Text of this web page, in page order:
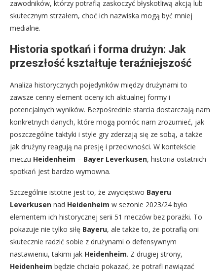
zawodników, którzy potrafią zaskoczyć błyskotliwą akcją lub
skutecznym strzałem, choć ich nazwiska mogą być mniej
medialne.
Historia spotkań i forma drużyn: Jak
przeszłość kształtuje teraźniejszość
Analiza historycznych pojedynków między drużynami to
zawsze cenny element oceny ich aktualnej formy i
potencjalnych wyników. Bezpośrednie starcia dostarczają nam
konkretnych danych, które mogą pomóc nam zrozumieć, jak
poszczególne taktyki i style gry zderzają się ze sobą, a także
jak drużyny reagują na presję i przeciwności. W kontekście
meczu Heidenheim – Bayer Leverkusen, historia ostatnich
spotkań jest bardzo wymowna.
Szczególnie istotne jest to, że zwycięstwo Bayeru
Leverkusen nad Heidenheim w sezonie 2023/24 było
elementem ich historycznej serii 51 meczów bez porażki. To
pokazuje nie tylko siłę Bayeru, ale także to, że potrafią oni
skutecznie radzić sobie z drużynami o defensywnym
nastawieniu, takimi jak Heidenheim. Z drugiej strony,
Heidenheim będzie chciało pokazać, że potrafi nawiązać